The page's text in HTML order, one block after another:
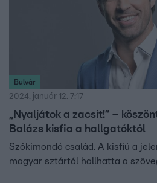
Bulvár
2024. január 12. 7:17
„Nyaljátok a zacsit!” –
Balázs kisfia a hallgatóktól
Szókimondó család. A kisfiú a
magyar sztártól hallhatta a